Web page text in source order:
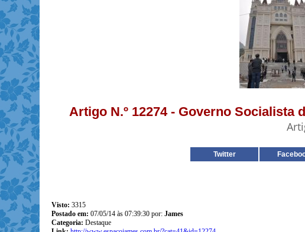
Artigo N.º 12274 - Governo
Twitter
Visto: 3315
Postado em: 07/05/14 às 07:39:30 por: James
Categoria: Destaque